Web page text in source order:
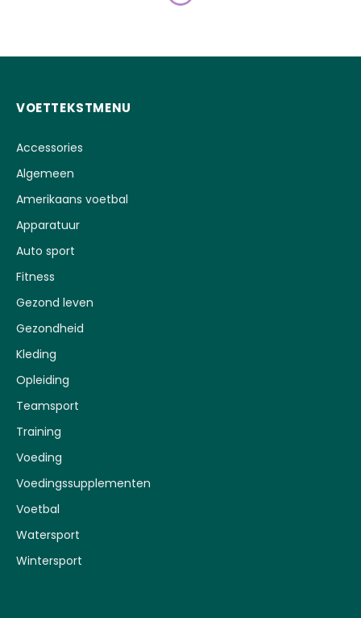
VOETTEKSTMENU
Accessories
Algemeen
Amerikaans voetbal
Apparatuur
Auto sport
Fitness
Gezond leven
Gezondheid
Kleding
Opleiding
Teamsport
Training
Voeding
Voedingssupplementen
Voetbal
Watersport
Wintersport